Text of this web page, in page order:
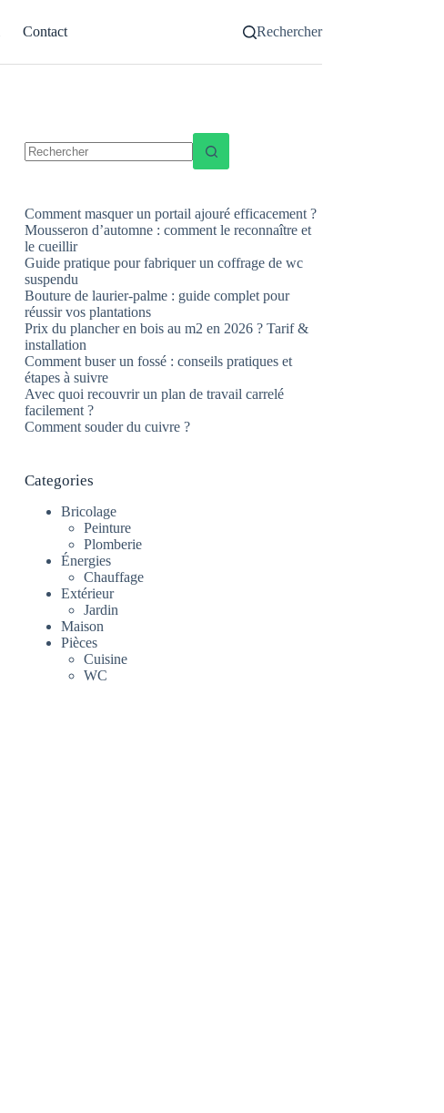
Contact Rechercher
Comment masquer un portail ajouré efficacement ?
Mousseron d’automne : comment le reconnaître et
le cueillir
Guide pratique pour fabriquer un coffrage de wc
suspendu
Bouture de laurier-palme : guide complet pour
réussir vos plantations
Prix du plancher en bois au m2 en 2026 ? Tarif &
installation
Comment buser un fossé : conseils pratiques et
étapes à suivre
Avec quoi recouvrir un plan de travail carrelé
facilement ?
Comment souder du cuivre ?
Categories
Bricolage
Peinture
Plomberie
Énergies
Chauffage
Extérieur
Jardin
Maison
Pièces
Cuisine
WC